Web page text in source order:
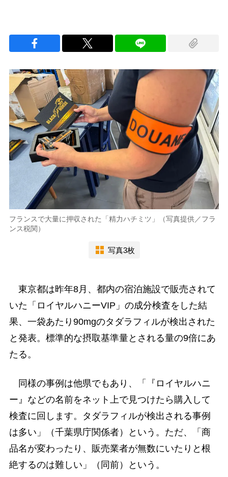
フランスで大量に押収された「精力ハチミツ」（写真提供／フラ
ンス税関）
写真3枚
東京都は昨年8月、都内の宿泊施設で販売されて
いた「ロイヤルハニーVIP」の成分検査をした結
果、一袋あたり90mgのタダラフィルが検出された
と発表。標準的な摂取基準量とされる量の9倍にあ
たる。
同様の事例は他県でもあり、「『ロイヤルハニ
ー』などの名前をネット上で見つけたら購入して
検査に回します。タダラフィルが検出される事例
は多い」（千葉県庁関係者）という。ただ、「商
品名が変わったり、販売業者が無数にいたりと根
絶するのは難しい」（同前）という。